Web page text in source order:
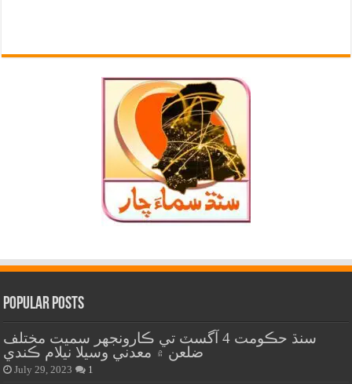
Popular Posts
سنڌ حڪومت 4 آگسٽ تي ڪارونجهر سميت مختلف
ضلعن ۾ معدني وسيلا نيلام ڪندي
July 29, 2023 1